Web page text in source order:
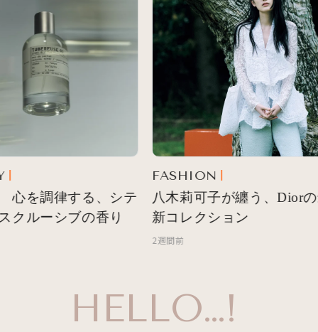
HELLO…!
を調律する、シテ
ルーシブの香り
FASHION
八木莉可子が纏う、Diorの
新コレクション
2週間前